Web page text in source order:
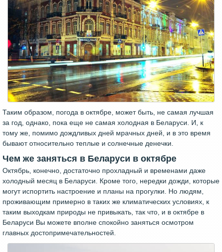
Таким образом, погода в октябре, может быть, не самая лучшая
за год, однако, пока еще не самая холодная в Беларуси. И, к
тому же, помимо дождливых дней мрачных дней, и в это время
бывают относительно теплые и солнечные денечки.
Чем же заняться в Беларуси в октябре
Октябрь, конечно, достаточно прохладный и временами даже
холодный месяц в Беларуси. Кроме того, нередки дожди, которые
могут испортить настроение и планы на прогулки. Но людям,
проживающим примерно в таких же климатических условиях, к
таким выходкам природы не привыкать, так что, и в октябре в
Беларуси Вы можете вполне спокойно заняться осмотром
главных достопримечательностей.